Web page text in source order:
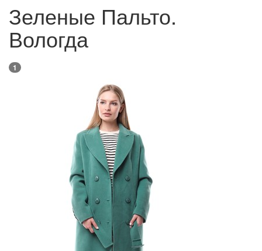
Зеленые Пальто.
Вологда
1